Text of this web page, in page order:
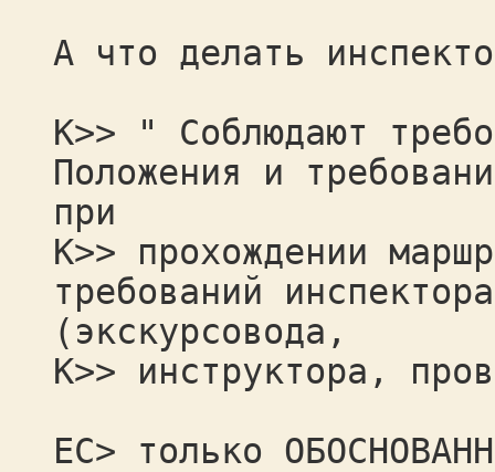
А что делать
К>> " Соблюдают
Положения и
при
К>> прохождении
требований
(экскурсовода,
К>> инструктора,
ЕС> только